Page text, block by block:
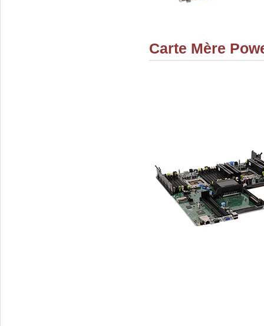
Carte Mère